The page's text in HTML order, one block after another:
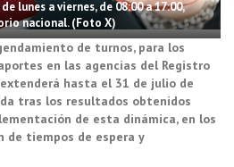
lunes a viernes, de 08:00 a 17:00,
nacional. (Foto X)
de turnos, para los
en las agencias del Registro
hasta el 31 de julio de
tras los resultados obtenidos
de esta dinámica, en los
de tiempos de espera y